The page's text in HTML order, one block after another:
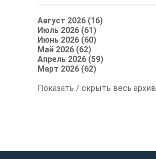
Август 2026 (16)
Июль 2026 (61)
Июнь 2026 (60)
Май 2026 (62)
Апрель 2026 (59)
Март 2026 (62)
Показать / скрыть весь архив